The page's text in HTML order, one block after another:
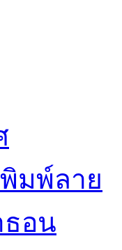
มพ์ลาย
ธอน